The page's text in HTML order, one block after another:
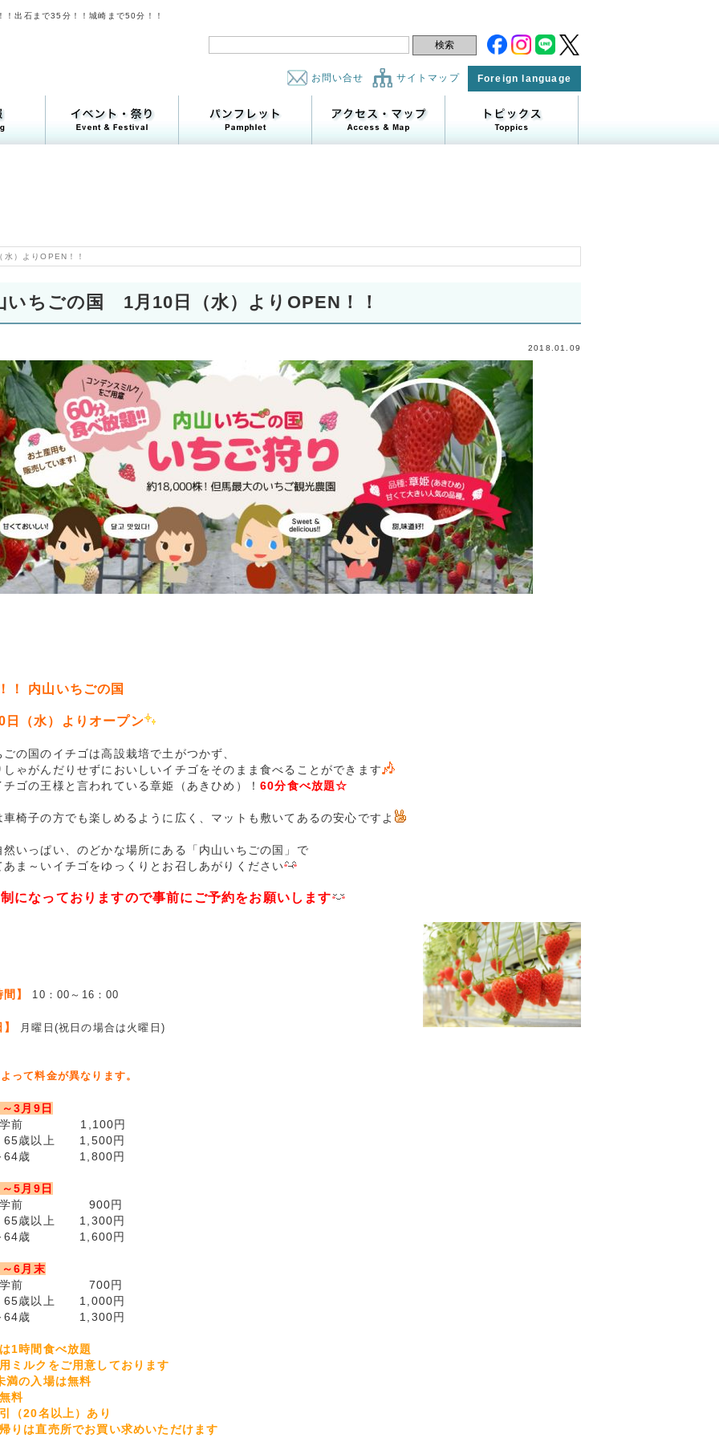
出石まで35分！！城崎まで50分！！
お問い合せ サイトマップ Foreign language
）よりOPEN！！
いちごの国 1月10日（水）よりOPEN！！
2018.01.09
！ 内山いちごの国
日（水）よりオープン
の国のイチゴは高設栽培で土がつかず、
しゃがんだりせずにおいしいイチゴをそのまま食べることができます
ゴの王様と言われている章姫（あきひめ）！ 60分食べ放題☆
車椅子の方でも楽しめるように広く、マットも敷いてあるの安心ですよ
然いっぱい、のどかな場所にある「内山いちごの国」で
あま～いイチゴをゆっくりとお召しあがりください
になっておりますので事前にご予約をお願いします
】 10：00～16：00
月曜日(祝日の場合は火曜日)
って料金が異なります。
3月9日
学前 1,100円
65歳以上 1,500円
～64歳 1,800円
5月9日
就学前 900円
65歳以上 1,300円
～64歳 1,600円
6月末
就学前 700円
65歳以上 1,000円
～64歳 1,300円
1時間食べ放題
ミルクをご用意しております
満の入場は無料
料
（20名以上）あり
りは直売所でお買い求めいただけます